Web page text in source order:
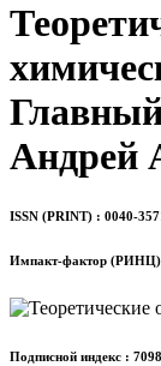
Андрей
ISSN (PRINT) : 0040-
Импакт-фактор (РИНЦ)
Подписной индекс :